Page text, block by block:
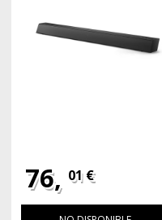
76, 01 €